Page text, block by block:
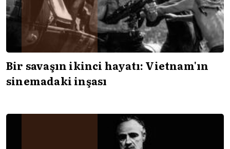
Bir savaşın ikinci hayatı: Vietnam'ın
sinemadaki inşası